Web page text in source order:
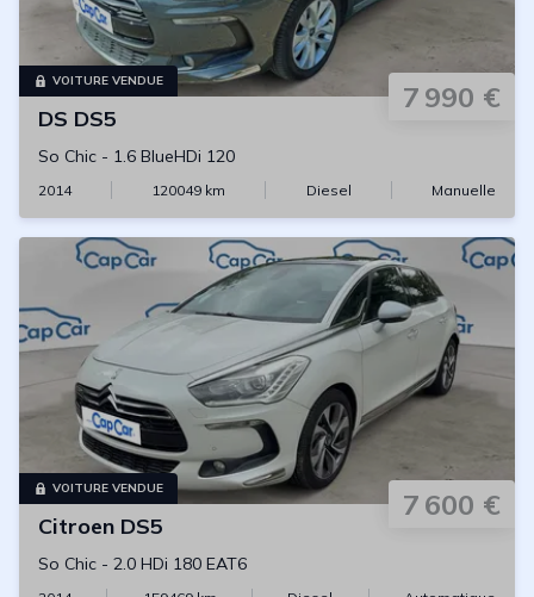
VOITURE VENDUE 7 990 €
DS DS5
So Chic - 1.6 BlueHDi 120
2014 120049 km Diesel Manuelle
VOITURE VENDUE 7 600 €
Citroen DS5
So Chic - 2.0 HDi 180 EAT6